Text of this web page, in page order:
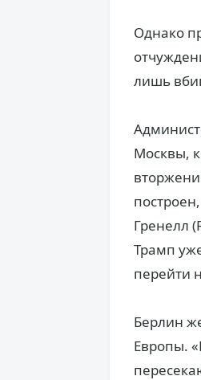
Однако
лишь
Москвы,
Гренелл
Трамп
перейти
Берлин
Европы.